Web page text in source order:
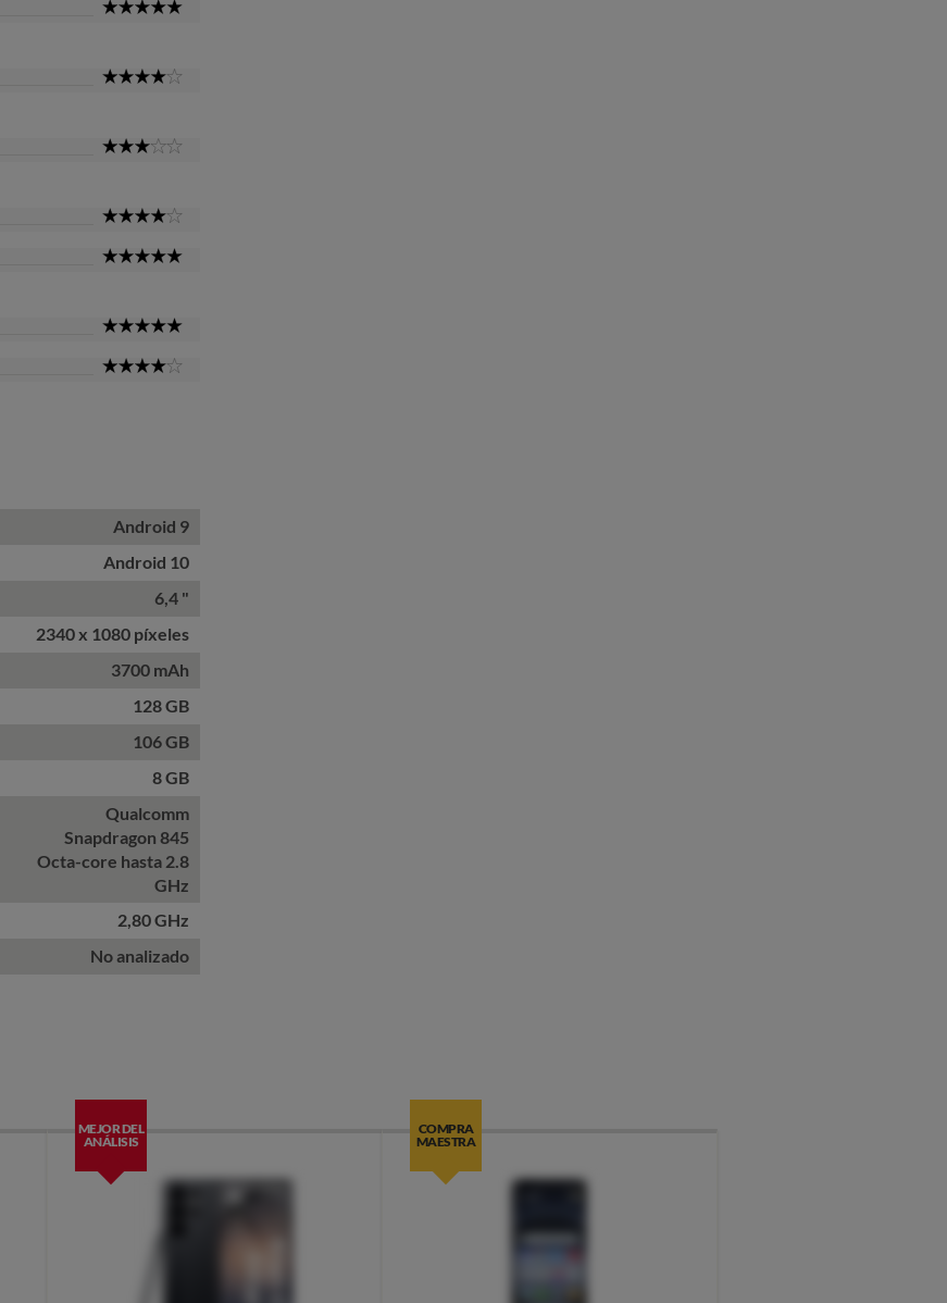
Android 9
Android 10
6,4 "
2340 x 1080 píxeles
3700 mAh
128 GB
106 GB
8 GB
Qualcomm
Snapdragon 845
Octa-core hasta 2.8
GHz
2,80 GHz
No analizado
MEJOR DEL
ANÁLISIS
COMPRA
MAESTRA